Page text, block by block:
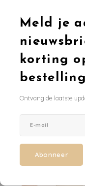
Meld je
korting
Ontvang de laatste
Abonneer
AANBEVOLEN
Aanbevolen